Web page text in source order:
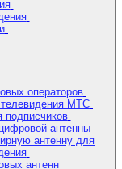
операторов
телевидения МТС
антенны
антенну для
антенн